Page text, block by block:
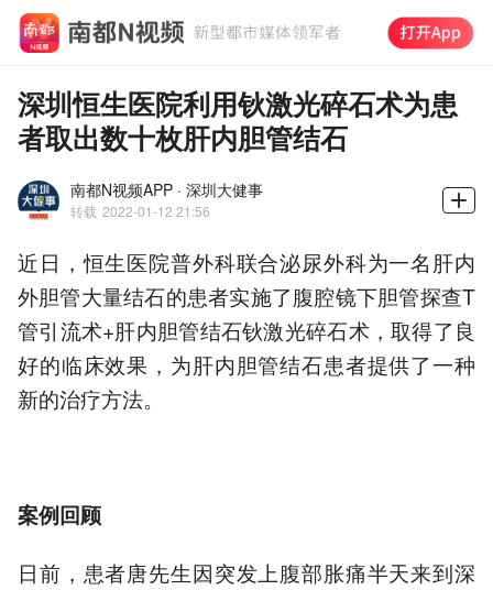
深圳恒生医院利用钬激光碎石术为患
者取出数十枚肝内胆管结石
南都N视频APP · 深圳大健事
转载 2022-01-12 21:56
近日，恒生医院普外科联合泌尿外科为一名肝内
外胆管大量结石的患者实施了腹腔镜下胆管探查T
管引流术+肝内胆管结石钬激光碎石术，取得了良
好的临床效果，为肝内胆管结石患者提供了一种
新的治疗方法。
案例回顾
日前，患者唐先生因突发上腹部胀痛半天来到深